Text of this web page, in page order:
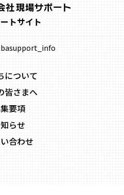
トサイト
について
皆さまへ
要項
らせ
合わせ